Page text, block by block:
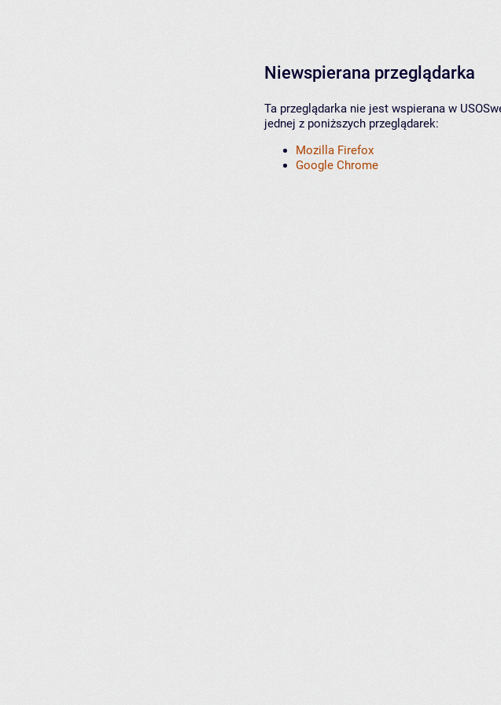
Niewspierana przeglądarka
Ta przeglądarka nie jest wspierana w
jednej z poniższych przeglądarek:
Mozilla Firefox
Google Chrome